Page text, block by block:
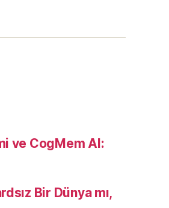
ve CogMem AI:
Bir Dünya mı,